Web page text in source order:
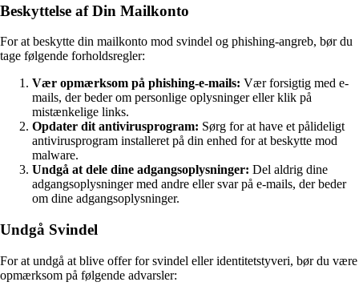
Beskyttelse af Din Mailkonto
For at beskytte din mailkonto mod svindel og phishing-angreb, bør du
tage følgende forholdsregler:
Vær opmærksom på phishing-e-mails: Vær forsigtig med e-
mails, der beder om personlige oplysninger eller klik på
mistænkelige links.
Opdater dit antivirusprogram: Sørg for at have et pålideligt
antivirusprogram installeret på din enhed for at beskytte mod
malware.
Undgå at dele dine adgangsoplysninger: Del aldrig dine
adgangsoplysninger med andre eller svar på e-mails, der beder
om dine adgangsoplysninger.
Undgå Svindel
For at undgå at blive offer for svindel eller identitetstyveri, bør du være
opmærksom på følgende advarsler: